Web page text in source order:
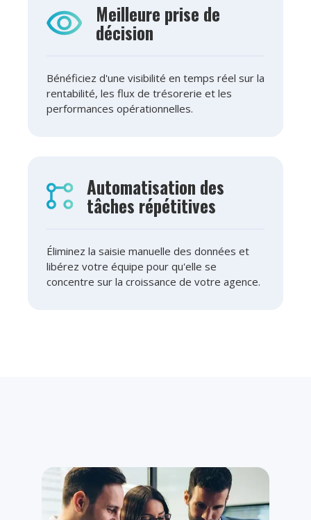
Meilleure prise de
décision
Bénéficiez d'une visibilité en temps réel sur la
rentabilité, les flux de trésorerie et les
performances opérationnelles.
Automatisation des
tâches répétitives
Éliminez la saisie manuelle des données et
libérez votre équipe pour qu'elle se
concentre sur la croissance de votre agence.